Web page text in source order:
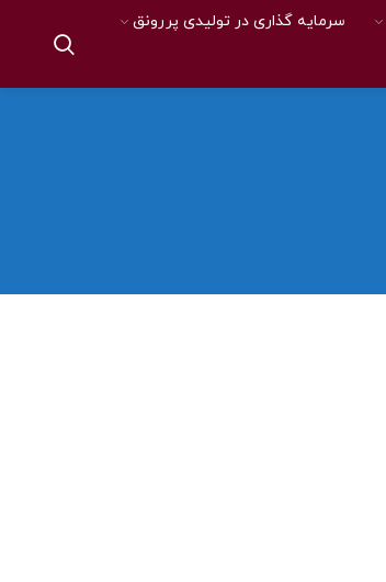
سرمایه گذاری در تولیدی پررونق